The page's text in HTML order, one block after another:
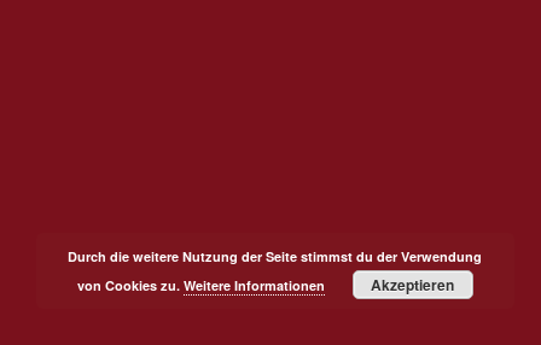
Durch die weitere Nutzung der Seite stimmst du der Verwendung
von Cookies zu. Weitere Informationen Akzeptieren